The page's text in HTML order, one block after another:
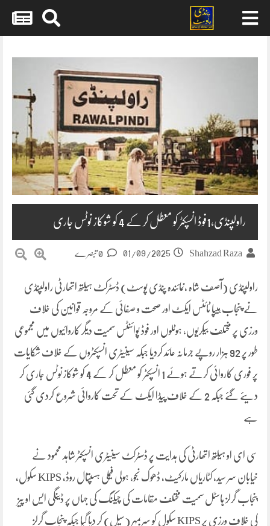
content
راولپنڈی،1فوڈ انسپکٹر کو معطل کر کے 4 کو شوکاز نوٹس جاری
Shahzad Raza
01/09/2025
راولپنڈی (آصف شاہ ،نمائندہ پنڈی پوسٹ) ڈسٹرکٹ ہیلتھ اتھارٹی راولپنڈی
نے پنجاب ہیپا ٹائٹس ایکٹ اور صحت و صفائی کے مروجہ قوانین کی خلاف
ورزی پر مختلف بیکریوں، ہوٹلوں اور فوڈ پوائنٹس سمیت دیگر کاروائیوں میں مجموعی
طور پر 92 ہزار روپے جرمانہ عائد کردیا جبکہ سینیٹری انسپکٹروں کے خلاف شکایات
پر فوری کاروائی کرتے ہوئے 1 انسپکٹر کو معطل کر کے 4 کو شوکاز نوٹس جاری کر
دیئے گئے جبکہ 2 کے خلاف پیڈا ایکٹ کے تحت کاروائی شروع کردی گئی
ہے
سی ای او ہیلتھ اتھارٹی کی ہدایت پر ڈسٹرکٹ سینیٹری انسپکٹر شاہد محمود نے
خیابان سر سید، کٹاریاں مارکیٹ، ڈھوک نجو، ہولی فیملی ہسپتال روڈ، KIPS سکول،
پنجاب گرلز ہاسٹل سمیت مختلف مقامات کی چیکنگ کی جہاں پر ڈینگی ایس او پیز
کی خلاف ورزی پر KIPS سکول کو سربمہر (سیل) کر دیا گیا جبکہ پنجاب گرلز